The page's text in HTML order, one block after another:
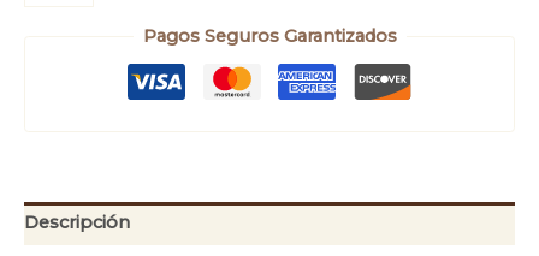
Pagos Seguros Garantizados
Descripción